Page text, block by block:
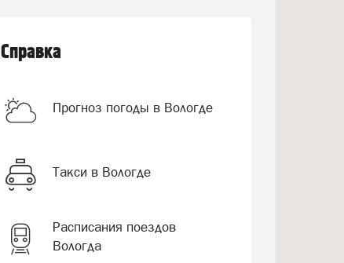
Справка
Прогноз погоды в Вологде
Такси в Вологде
Расписания поездов
Вологда